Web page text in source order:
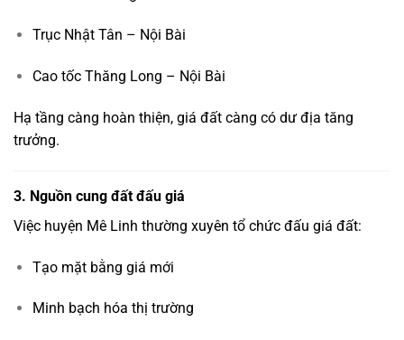
Trục Nhật Tân – Nội Bài
Cao tốc Thăng Long – Nội Bài
Hạ tầng càng hoàn thiện, giá đất càng có dư địa tăng
trưởng.
3. Nguồn cung đất đấu giá
Việc huyện Mê Linh thường xuyên tổ chức đấu giá đất:
Tạo mặt bằng giá mới
Minh bạch hóa thị trường